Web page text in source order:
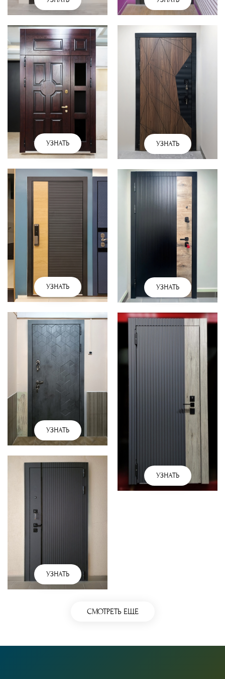
УЗНАТЬ
УЗНАТЬ
УЗНАТЬ
УЗНАТЬ
УЗНАТЬ
УЗНАТЬ
УЗНАТЬ
СМОТРЕТЬ ЕЩЕ